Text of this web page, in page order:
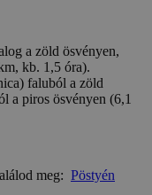
a zöld ösvényen,
kb. 1,5 óra).
faluból a zöld
a piros ösvényen (6,1
meg: Pöstyén